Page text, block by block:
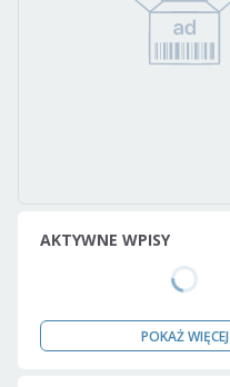
AKTYWNE WPISY
POKAŻ WIĘCEJ